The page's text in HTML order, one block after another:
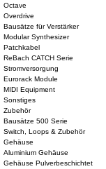
Octave
Overdrive
Bausätze für Verstärker
Modular Synthesizer
Patchkabel
ReBach CATCH Serie
Stromversorgung
Eurorack Module
MIDI Equipment
Sonstiges
Zubehör
Bausätze 500 Serie
Switch, Loops & Zubehör
Gehäuse
Aluminium Gehäuse
Gehäuse Pulverbeschichtet